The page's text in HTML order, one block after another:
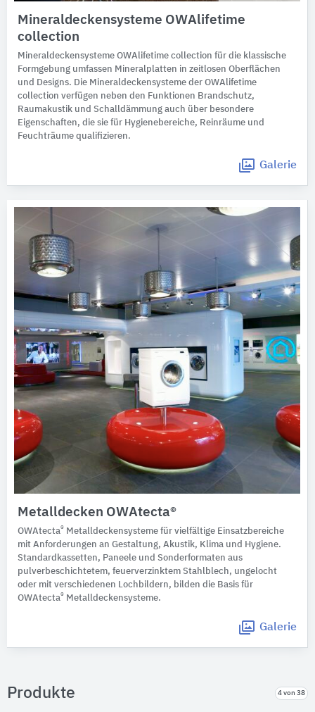
Mineraldeckensysteme OWAlifetime
collection
Mineraldeckensysteme OWAlifetime collection für die klassische
Formgebung umfassen Mineralplatten in zeitlosen Oberflächen
und Designs. Die Mineraldeckensysteme der OWAlifetime
collection verfügen neben den Funktionen Brandschutz,
Raumakustik und Schalldämmung auch über besondere
Eigenschaften, die sie für Hygienebereiche, Reinräume und
Feuchträume qualifizieren.
Galerie
Metalldecken OWAtecta®
OWAtecta® Metalldeckensysteme für vielfältige Einsatzbereiche
mit Anforderungen an Gestaltung, Akustik, Klima und Hygiene.
Standardkassetten, Paneele und Sonderformaten aus
pulverbeschichtetem, feuerverzinktem Stahlblech, ungelocht
oder mit verschiedenen Lochbildern, bilden die Basis für
OWAtecta® Metalldeckensysteme.
Galerie
Produkte 4 von 38